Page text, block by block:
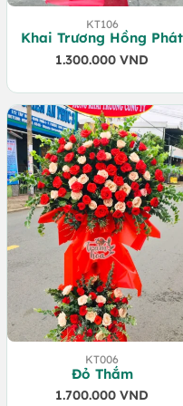
KT106
Khai Trương Hồng Phát
1.300.000 VND
KT006
Đỏ Thắm
1.700.000 VND